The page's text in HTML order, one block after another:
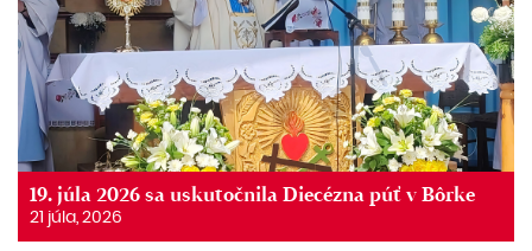
19. júla 2026 sa uskutočnila Diecézna púť v Bôrke
21 júla, 2026